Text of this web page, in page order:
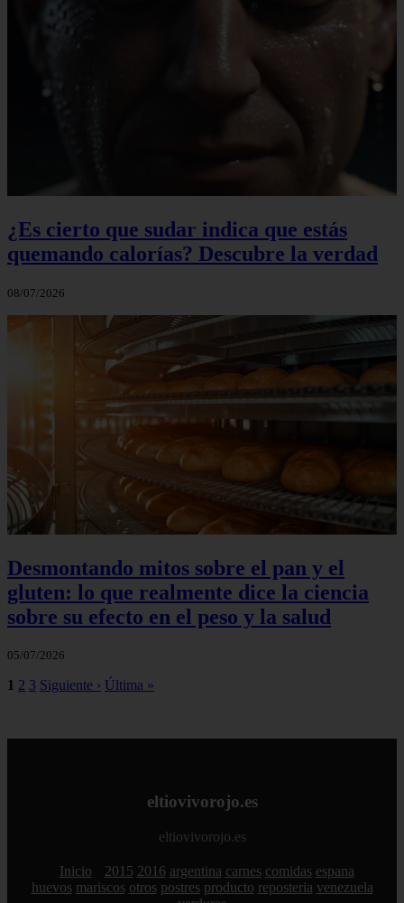
¿Es cierto que sudar indica que estás
quemando calorías? Descubre la verdad
08/07/2026
Desmontando mitos sobre el pan y el
gluten: lo que realmente dice la ciencia
sobre su efecto en el peso y la salud
05/07/2026
1 2 3 Siguiente › Última »
eltiovivorojo.es
eltiovivorojo.es
Inicio 2015 2016 argentina carnes comidas espana
huevos mariscos otros postres producto reposteria venezuela